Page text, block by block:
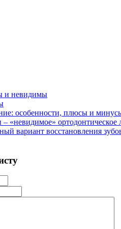
и невидимы
особенности, плюсы и
«невидимое» ортодонтическое
вариант восстановления